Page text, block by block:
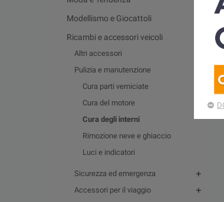
Modellismo e Giocattoli
Ricambi e accessori veicoli
Altri accessori
Pulizia e manutenzione
Cura parti verniciate
Cura del motore
Cura degli interni
Rimozione neve e ghiaccio
Luci e indicatori
Sicurezza ed emergenza
Accessori per il viaggio